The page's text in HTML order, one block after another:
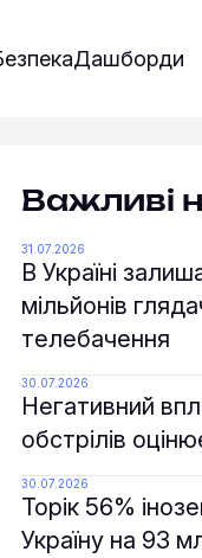
Дашборди
Важливі
В Україні
мільйонів
телебачення
31.07.2026
Негативний
обстрілів
30.07.2026
Торік 56%
Україну на 93
30.07.2026